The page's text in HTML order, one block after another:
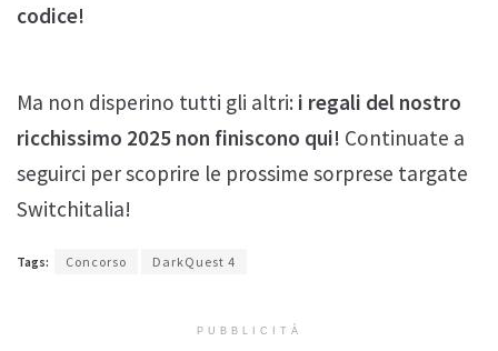
codice!
Ma non disperino tutti gli altri: i regali del nostro
ricchissimo 2025 non finiscono qui! Continuate a
seguirci per scoprire le prossime sorprese targate
Switchitalia!
Tags: Concorso DarkQuest 4
PUBBLICITÀ